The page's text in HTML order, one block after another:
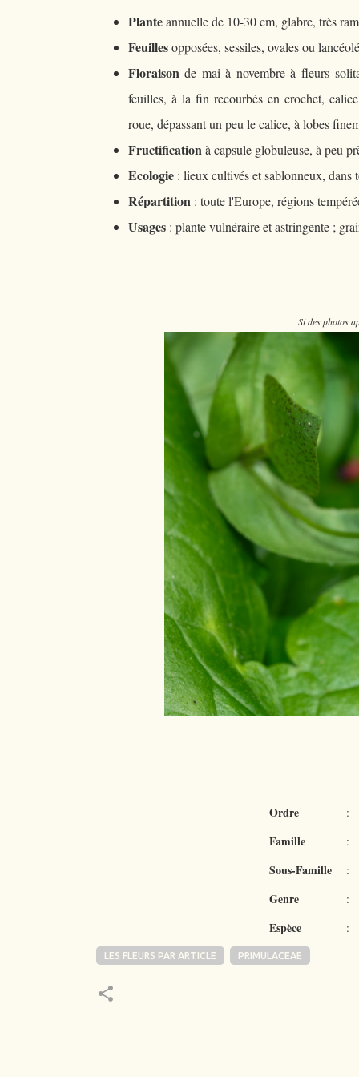
Planteannuelle de 10-30 cm, glabre, très
Feuillesopposées, sessiles, ovales ou
Floraison de mai à novembre à fleurs
feuilles, à la fin recourbés en crochet,
roue, dépassant un peu le calice, à lobes
Fructification à capsule globuleuse, à peu
Ecologie: lieux cultivés et sablonneux, dans
Répartition : toute l'Europe, régions
Usages: plante vulnéraire et astringente ;
Si des photos
Ordre :
Famille :
Sous-Famille :
Genre :
Espèce :
LES FLEURS PAR ARTICLE PRIMULACEAE